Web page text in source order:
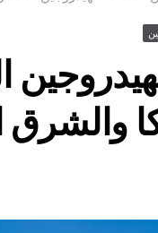
والشرق